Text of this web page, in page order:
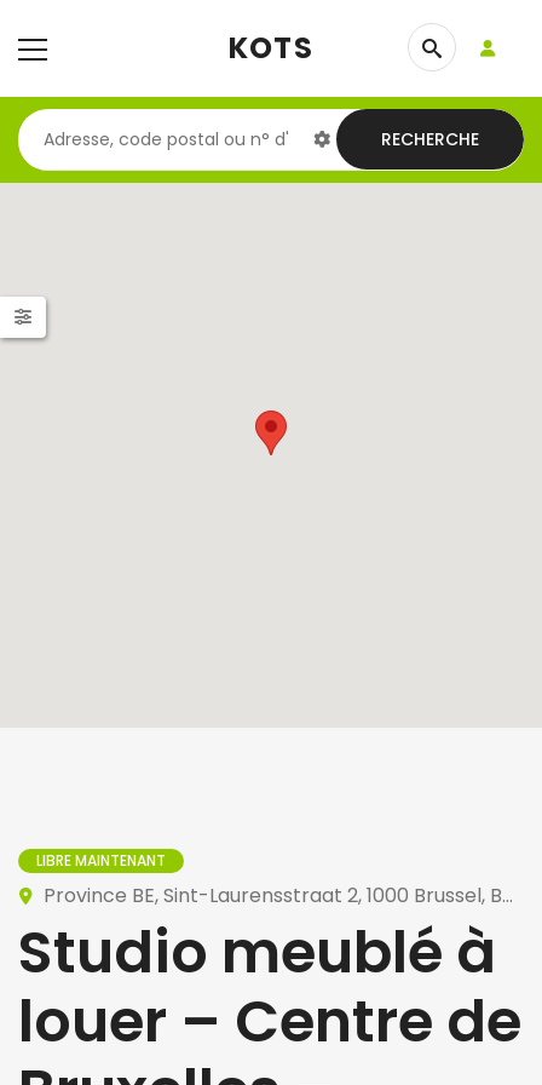
KOTS
RECHERCHE
LIBRE MAINTENANT
Province BE, Sint-Laurensstraat 2, 1000 Brussel, Belgique
Studio meublé à
louer – Centre de